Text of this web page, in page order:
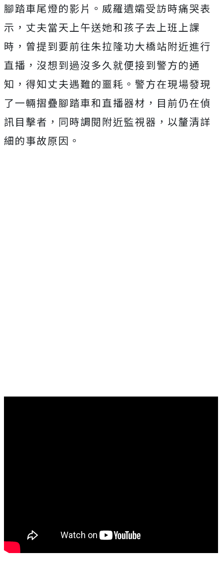
腳踏車尾燈的影片。威羅遺孀受訪時痛哭表
示，丈夫當天上午送她和孩子去上班上課
時，曾提到要前往朱拉隆功大橋站附近進行
直播，沒想到過沒多久就便接到警方的通
知，得知丈夫遇難的噩耗。警方在現場發現
了一輛摺疊腳踏車和直播器材，目前仍在偵
訊目擊者，同時調閱附近監視器，以釐清詳
細的事故原因。